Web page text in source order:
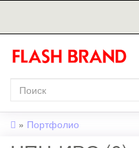
» Портфолио